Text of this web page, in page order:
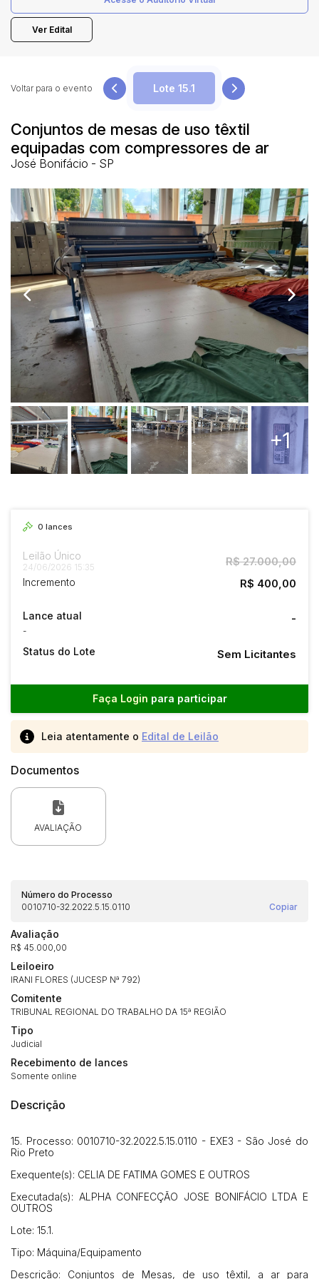
Ver Edital
Conjuntos de mesas de uso têxtil
equipadas com compressores de ar
José Bonifácio - SP
Voltar para o evento
+1
0 lances
Leilão Único
24/06/2026 15:35 R$ 27.000,00
Incremento R$ 400,00
Lance atual
-
-
Status do Lote Sem Licitantes
Faça Login para participar
Leia atentamente o Edital de Leilão
Documentos
AVALIAÇÃO
Número do Processo
0010710-32.2022.5.15.0110
Copiar
Avaliação
R$ 45.000,00
Leiloeiro
IRANI FLORES (JUCESP Nª 792)
Comitente
TRIBUNAL REGIONAL DO TRABALHO DA 15ª REGIÃO
Tipo
Judicial
Recebimento de lances
Somente online
Descrição
15. Processo: 0010710-32.2022.5.15.0110 - EXE3 - São José do
Rio Preto
Exequente(s): CELIA DE FATIMA GOMES E OUTROS
Executada(s): ALPHA CONFECÇÃO JOSE BONIFÁCIO LTDA E
OUTROS
Lote: 15.1.
Tipo: Máquina/Equipamento
Descrição: Conjuntos de Mesas, de uso têxtil, a ar para